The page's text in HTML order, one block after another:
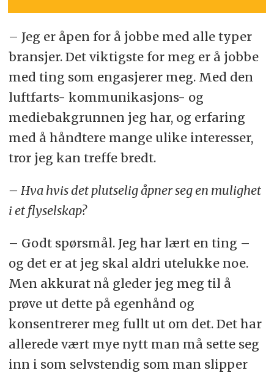
– Jeg er åpen for å jobbe med alle typer
bransjer. Det viktigste for meg er å jobbe
med ting som engasjerer meg. Med den
luftfarts- kommunikasjons- og
mediebakgrunnen jeg har, og erfaring
med å håndtere mange ulike interesser,
tror jeg kan treffe bredt.
– Hva hvis det plutselig åpner seg en mulighet
i et flyselskap?
– Godt spørsmål. Jeg har lært en ting –
og det er at jeg skal aldri utelukke noe.
Men akkurat nå gleder jeg meg til å
prøve ut dette på egenhånd og
konsentrerer meg fullt ut om det. Det har
allerede vært mye nytt man må sette seg
inn i som selvstendig som man slipper